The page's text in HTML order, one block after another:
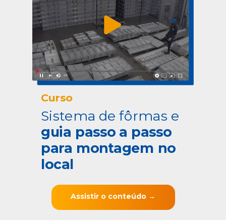
Sistema de fôrmas e
guia passo a passo
para montagem no
local
Assistir o conteúdo →
Curso